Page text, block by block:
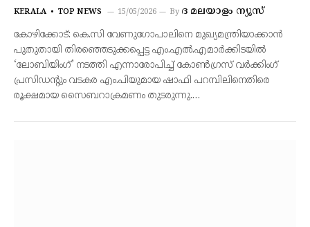
KERALA TOP NEWS 15/05/2026 By ദ മലയാളം ന്യൂസ്
കോഴിക്കോട്: കെ.സി വേണുഗോപാലിനെ മുഖ്യമന്ത്രിയാക്കാൻ
പുതുതായി തിരഞ്ഞെടുക്കപ്പെട്ട എം.എൽ.എമാർക്കിടയിൽ
‘ലോബിയിംഗ്’ നടത്തി എന്നാരോപിച്ച് കോൺഗ്രസ് വർക്കിംഗ്
പ്രസിഡന്റും വടകര എം.പിയുമായ ഷാഫി പറമ്പിലിനെതിരെ
രൂക്ഷമായ സൈബറാക്രമണം തുടരുന്നു.…